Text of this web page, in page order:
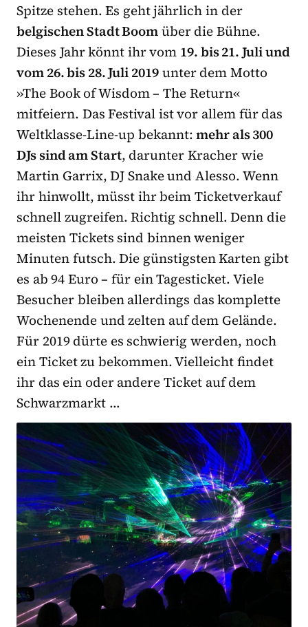
Spitze stehen. Es geht jährlich in der
belgischen Stadt Boomüber die Bühne.
Dieses Jahr könnt ihr vom 19. bis 21. Juli und
vom 26. bis 28. Juli 2019unter dem Motto
»The Book of Wisdom – The Return«
mitfeiern. Das Festival ist vor allem für das
Weltklasse-Line-up bekannt:mehr als 300
DJs sind am Start, darunter Kracher wie
Martin Garrix, DJ Snake und Alesso. Wenn
ihr hinwollt, müsst ihr beim Ticketverkauf
schnell zugreifen. Richtig schnell. Denn die
meisten Tickets sind binnen weniger
Minuten futsch. Die günstigsten Karten gibt
es ab 94 Euro – für ein Tagesticket. Viele
Besucher bleiben allerdings das komplette
Wochenende und zelten auf dem Gelände.
Für 2019 dürte es schwierig werden, noch
ein Ticket zu bekommen. Vielleicht findet
ihr das ein oder andere Ticket auf dem
Schwarzmarkt …